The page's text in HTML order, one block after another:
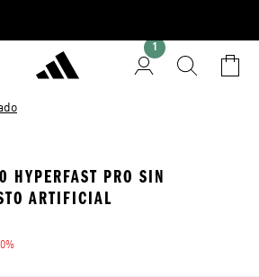
HYPERFAST PRO SIN
ARTIFICIAL